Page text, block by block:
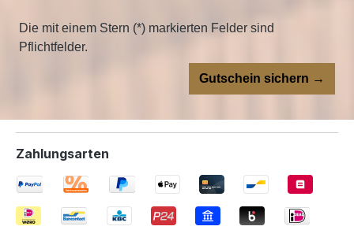
Die mit einem Stern (*) markierten Felder sind
Pflichtfelder.
Gutschein sichern →
Zahlungsarten